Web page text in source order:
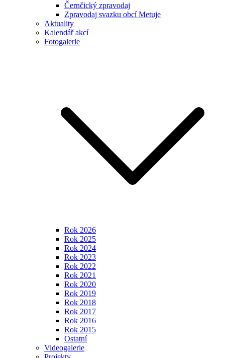
Černčický zpravodaj
Zpravodaj svazku obcí Metuje
Aktuality
Kalendář akcí
Fotogalerie
Rok 2026
Rok 2025
Rok 2024
Rok 2023
Rok 2022
Rok 2021
Rok 2020
Rok 2019
Rok 2018
Rok 2017
Rok 2016
Rok 2015
Ostatní
Videogalerie